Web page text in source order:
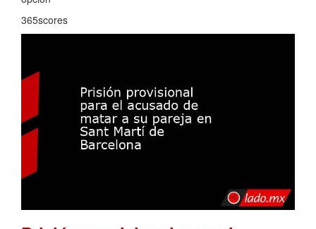
365scores